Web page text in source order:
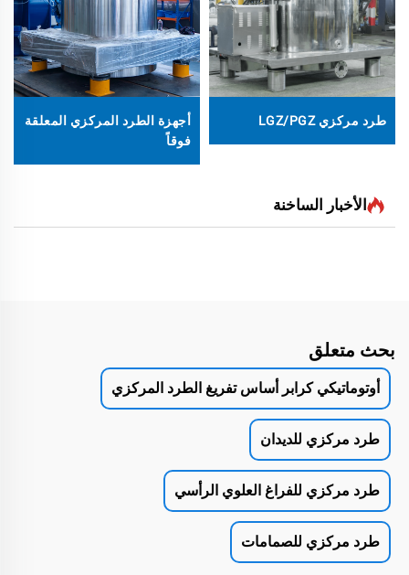
طرد مركزي LGZ/PGZ
أجهزة الطرد المركزي المعلقة
فوقاً
الأخبار الساخنة
بحث متعلق
أوتوماتيكي كرابر أساس تفريغ الطرد المركزي
طرد مركزي للديدان
طرد مركزي للفراغ العلوي الرأسي
طرد مركزي للصمامات